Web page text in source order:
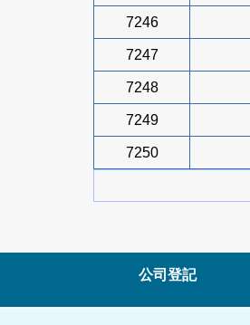
7246
7247
7248
7249
7250
公司登記